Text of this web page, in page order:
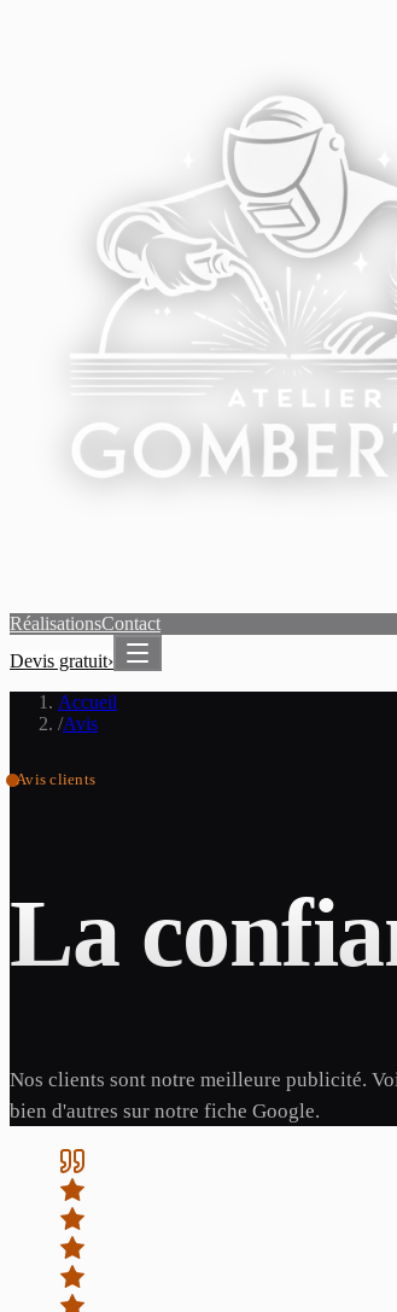
RéalisationsContact
Devis gratuit›
Accueil
/Avis
Avis clients
La
Nos clients sont notre meilleure publicité.
bien d'autres sur notre fiche Google.